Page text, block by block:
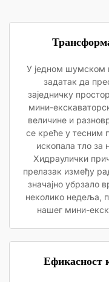
У једном шумском
задатак да
заједничку
мини-
величине и
се креће у тесним
ископала тло за
Хидраулички
прелазак између
значајно убрзало
неколико недеља,
нашег мини-
Ефикасност